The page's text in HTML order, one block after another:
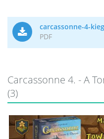
carcassonne-4-
PDF
Carcassonne 4. - A
(3)